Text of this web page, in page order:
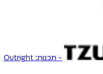
- תכנות: Outright